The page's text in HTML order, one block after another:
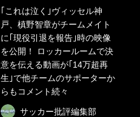
｢これは泣く｣ヴィッセル神
戸、槙野智章がチームメイト
に｢現役引退を報告｣時の映像
を公開！ ロッカールームで決
意を伝える動画が｢14万超再
生｣で他チームのサポーターか
らもコメント続々
サッカー批評編集部